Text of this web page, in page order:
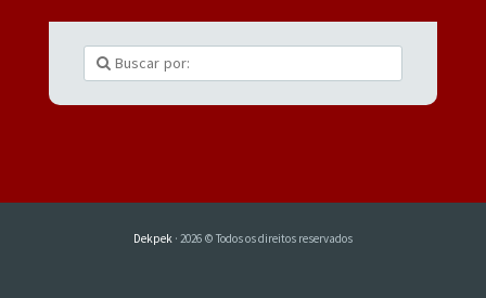
Dekpek · 2026 © Todos os direitos reservados